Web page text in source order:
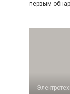
первым